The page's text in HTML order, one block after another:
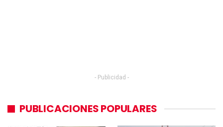
- Publicidad -
PUBLICACIONES POPULARES